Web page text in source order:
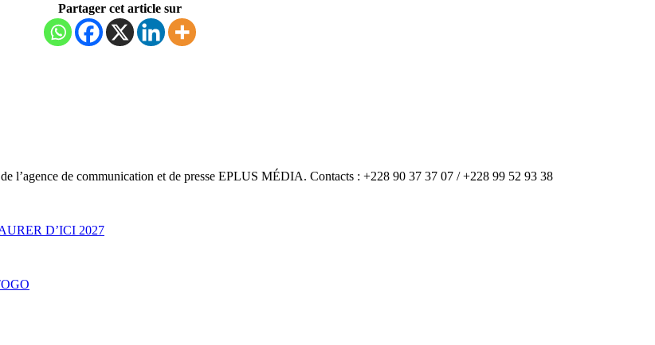
Partager cet article sur
l’agence de communication et de presse EPLUS MÉDIA. Contacts : +228 90 37 37 07 / +228 99 52 93 38
D’ICI 2027